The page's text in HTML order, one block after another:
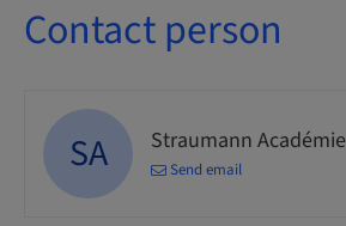
Contact person
SA Straumann Académie
Send email